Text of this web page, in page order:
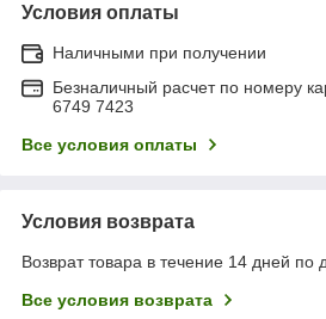
Условия оплаты
Наличными при получении
Безналичный расчет по номеру
6749 7423
Все условия оплаты
Условия возврата
Возврат товара в течение 14 дней по
Все условия возврата